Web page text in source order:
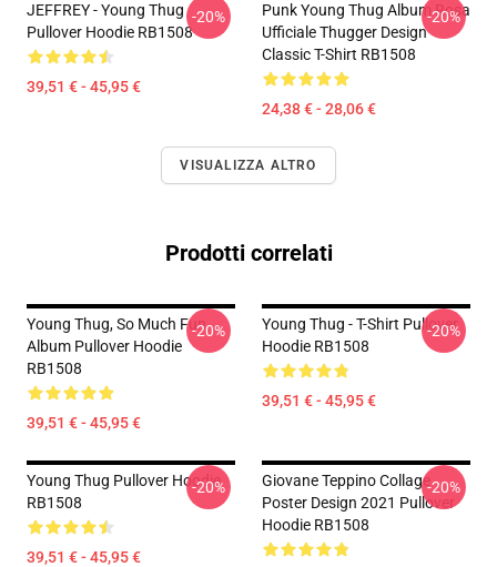
JEFFREY - Young Thug
Pullover Hoodie RB1508
39,51 € - 45,95 €
-20%
Punk Young Thug Album Rosa
Ufficiale Thugger Design
Classic T-Shirt RB1508
24,38 € - 28,06 €
-20%
VISUALIZZA ALTRO
Prodotti correlati
Young Thug, So Much Fun
Album Pullover Hoodie
RB1508
39,51 € - 45,95 €
-20%
Young Thug - T-Shirt Pullover
Hoodie RB1508
39,51 € - 45,95 €
-20%
Young Thug Pullover Hoodie
RB1508
39,51 € - 45,95 €
-20%
Giovane Teppino Collage
Poster Design 2021 Pullover
Hoodie RB1508
-20%